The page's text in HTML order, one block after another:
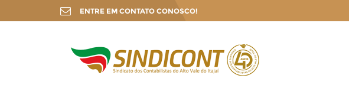
ENTRE EM CONTATO CONOSCO!